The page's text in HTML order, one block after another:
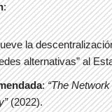
:
la
alternativas” al
:“The
(2022).